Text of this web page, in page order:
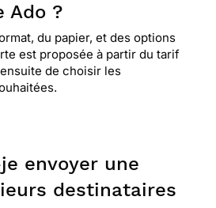
Ado ?
du papier, et des options
est proposée à partir du tarif
de choisir les
envoyer une
destinataires